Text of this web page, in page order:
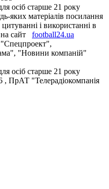
осіб старше 21 року
яких матеріалів посилання
і використанні в
сайт
football24.ua
"Спецпроект",
"Новини компаній"
осіб старше 21 року
, ПрАТ "Телерадіокомпанія